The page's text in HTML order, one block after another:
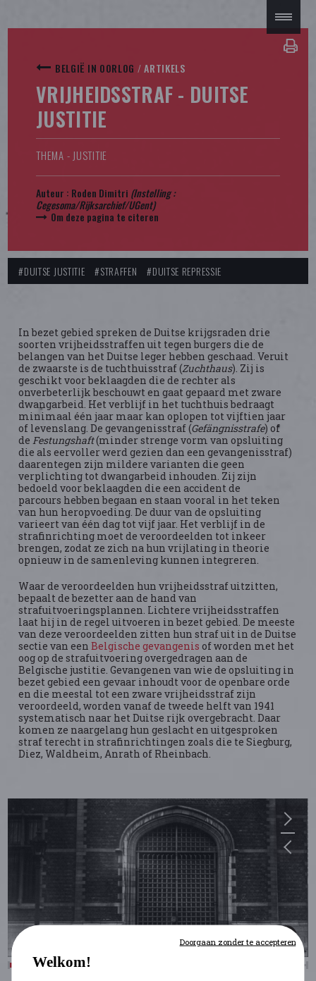
BELGIË IN OORLOG /ARTIKELS
VRIJHEIDSSTRAF - DUITSE
JUSTITIE
THEMA - JUSTITIE
Auteur : Roden Dimitri (Instelling :
Cegesoma/Rijksarchief/UGent)
Om deze pagina te citeren
#DUITSE JUSTITIE #STRAFFEN #DUITSE REPRESSIE
In bezet gebied spreken de Duitse krijgsraden drie
soorten vrijheidsstraffen uit tegen burgers die de
belangen van het Duitse leger hebben geschaad. Veruit
de zwaarste is de tuchthuisstraf (Zuchthaus). Zij is
geschikt voor beklaagden die de rechter als
onverbeterlijk beschouwt en gaat gepaard met zware
dwangarbeid. Het verblijf in het tuchthuis bedraagt
minimaal één jaar maar kan oplopen tot vijftien jaar
of levenslang. De gevangenisstraf (Gefängnisstrafe) of
deFestungshaft(minder strenge vorm van opsluiting
die als eervoller werd gezien dan een gevangenisstraf)
daarentegen zijn mildere varianten die geen
verplichting tot dwangarbeid inhouden. Zij zijn
bedoeld voor beklaagden die een accident de
parcours hebben begaan en staan vooral in het teken
van hun heropvoeding. De duur van de opsluiting
varieert van één dag tot vijf jaar. Het verblijf in de
strafinrichting moet de veroordeelden tot inkeer
brengen, zodat ze zich na hun vrijlating in theorie
opnieuw in de samenleving kunnen integreren.
Waar de veroordeelden hun vrijheidsstraf uitzitten,
bepaalt de bezetter aan de hand van
strafuitvoeringsplannen. Lichtere vrijheidsstraffen
laat hij in de regel uitvoeren in bezet gebied. De meeste
van deze veroordeelden zitten hun straf uit in de Duitse
sectie van eenBelgische gevangenis of worden met het
oog op de strafuitvoering overgedragen aan de
Belgische justitie. Gevangenen van wie de opsluiting in
bezet gebied een gevaar inhoudt voor de openbare orde
en die meestal tot een zware vrijheidsstraf zijn
veroordeeld, worden vanaf de tweede helft van 1941
systematisch naar het Duitse rijk overgebracht. Daar
komen ze naargelang hun geslacht en uitgesproken
straf terecht in strafinrichtingen zoals die te Siegburg,
Diez, Waldheim, Anrath of Rheinbach.
Welkom!
Doorgaan zonder te accepteren